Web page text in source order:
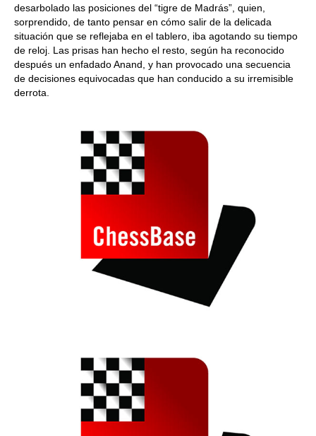
desarbolado las posiciones del “tigre de Madrás”, quien,
sorprendido, de tanto pensar en cómo salir de la delicada
situación que se reflejaba en el tablero, iba agotando su tiempo
de reloj. Las prisas han hecho el resto, según ha reconocido
después un enfadado Anand, y han provocado una secuencia
de decisiones equivocadas que han conducido a su irremisible
derrota.